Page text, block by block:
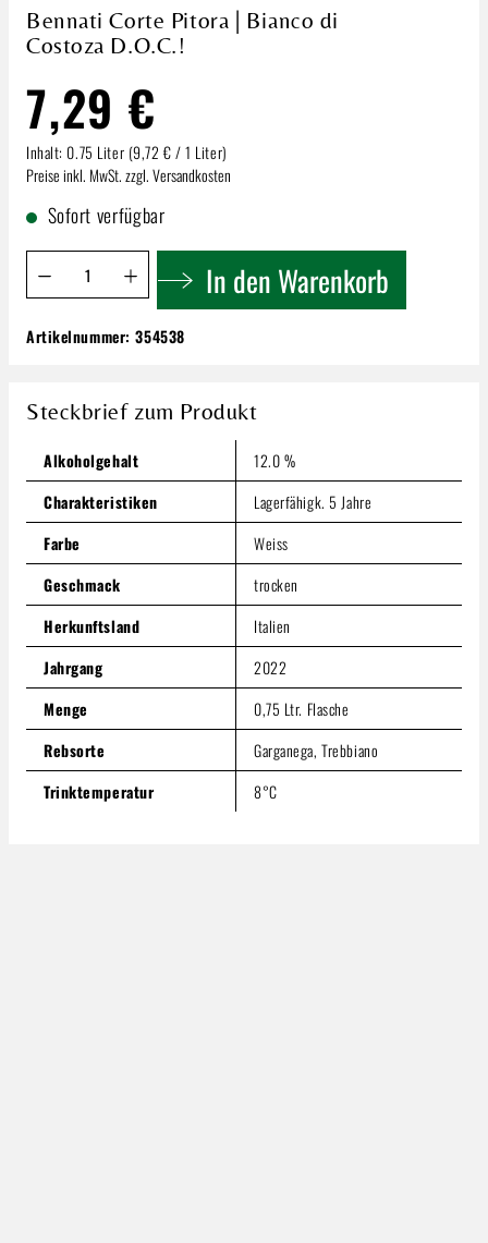
Bennati Corte Pitora | Bianco di
Costoza D.O.C.!
7,29 €
Inhalt: 0.75 Liter (9,72 € / 1 Liter)
Preise inkl. MwSt. zzgl. Versandkosten
Sofort verfügbar
Produkt Anzahl: Gib den gewünschten Wert ein oder
In den Warenkorb
Bennati Corte Pitora | Bianco di Costoza
7,29 €
(9,72 € / 1 Liter)
Preise inkl. MwSt. zzgl. Versandkosten
Produkt Anzahl: Gib den gewünschten Wert ein oder
In den Warenkorb
Artikelnummer:354538
Steckbrief zum Produkt
Alkoholgehalt
12.0 %
Charakteristiken
Lagerfähigk. 5 Jahre
Farbe
Weiss
Geschmack
trocken
Herkunftsland
Italien
Jahrgang
2022
Menge
0,75 Ltr. Flasche
Rebsorte
Garganega, Trebbiano
Trinktemperatur
8°C